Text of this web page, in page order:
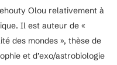
Olou relativement à
Il est auteur de «
des mondes », thèse de
et d’exo/astrobiologie